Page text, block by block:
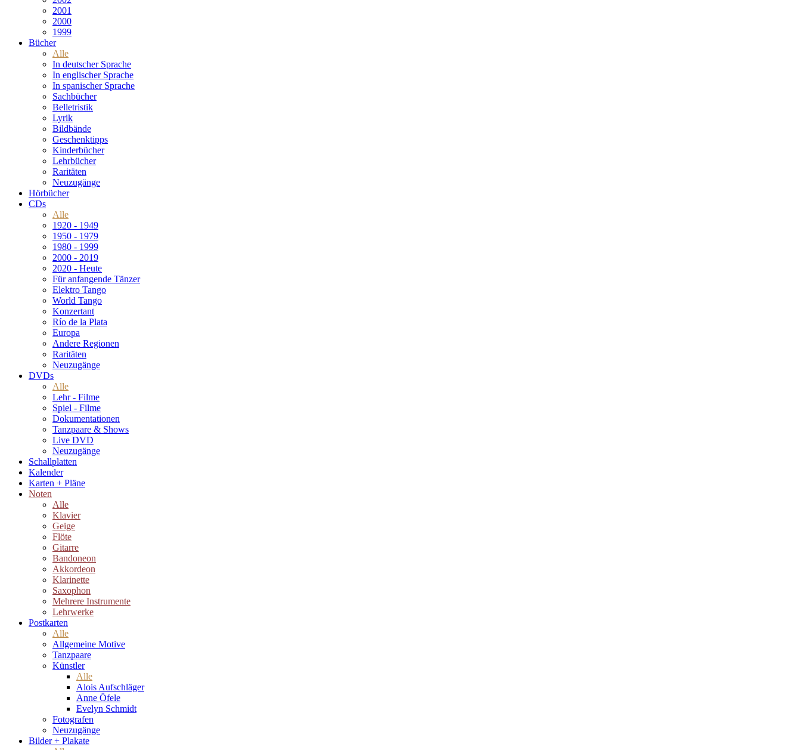
2001
2000
1999
Bücher
Alle
In deutscher Sprache
In englischer Sprache
In spanischer Sprache
Sachbücher
Belletristik
Lyrik
Bildbände
Geschenktipps
Kinderbücher
Lehrbücher
Raritäten
Neuzugänge
Hörbücher
CDs
Alle
1920 - 1949
1950 - 1979
1980 - 1999
2000 - 2019
2020 - Heute
Für anfangende Tänzer
Elektro Tango
World Tango
Konzertant
Río de la Plata
Europa
Andere Regionen
Raritäten
Neuzugänge
DVDs
Alle
Lehr - Filme
Spiel - Filme
Dokumentationen
Tanzpaare & Shows
Live DVD
Neuzugänge
Schallplatten
Kalender
Karten + Pläne
Noten
Alle
Klavier
Geige
Flöte
Gitarre
Bandoneon
Akkordeon
Klarinette
Saxophon
Mehrere Instrumente
Lehrwerke
Postkarten
Alle
Allgemeine Motive
Tanzpaare
Künstler
Alle
Alois Aufschläger
Anne Öfele
Evelyn Schmidt
Fotografen
Neuzugänge
Bilder + Plakate